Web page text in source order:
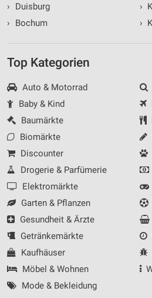
›
Duisburg
›
Bochum
›
›
Top Kategorien
Auto & Motorrad
Baby & Kind
Baumärkte
Biomärkte
Discounter
Drogerie & Parfümerie
Elektromärkte
Garten & Pflanzen
Gesundheit & Ärzte
Getränkemärkte
Kaufhäuser
Möbel & Wohnen
Mode & Bekleidung